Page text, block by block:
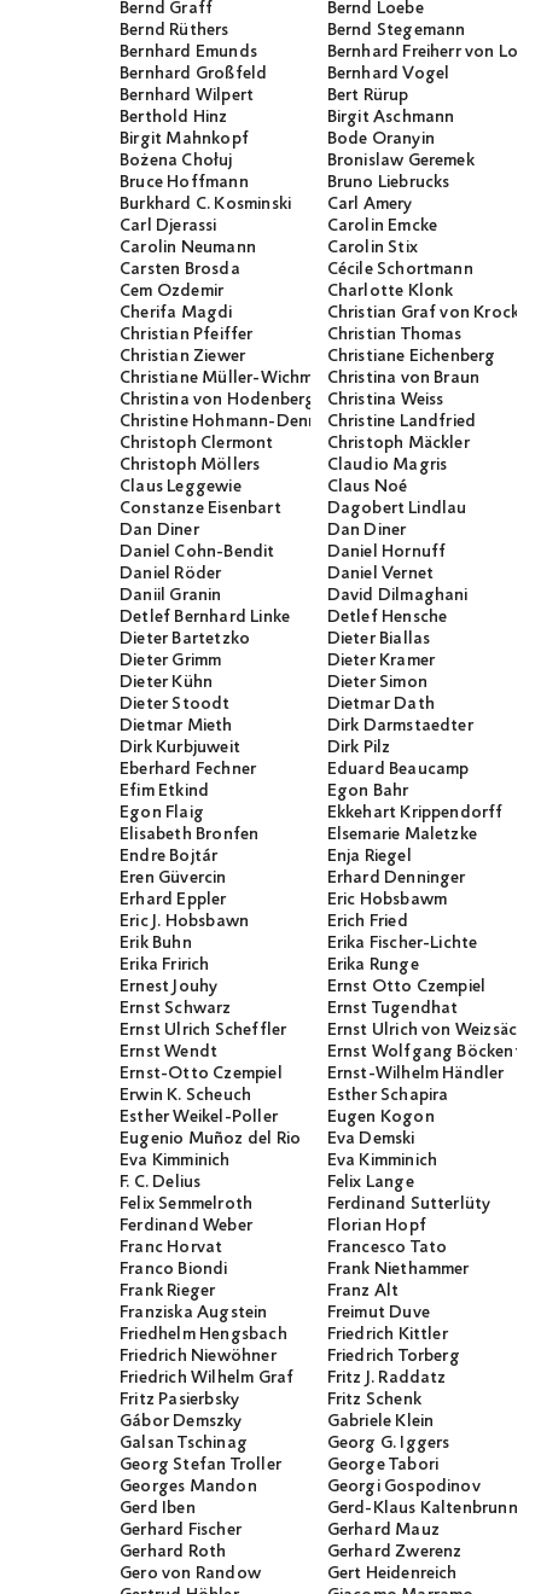
Bernd Graff
Bernd Loebe
Bernd Rüthers
Bernd Stegemann
Bernhard Emunds
Bernhard Freiherr von
Bernhard Großfeld
Bernhard Vogel
Bernhard Wilpert
Bert Rürup
Berthold Hinz
Birgit Aschmann
Birgit Mahnkopf
Bode Oranyin
Bożena Chołuj
Bronislaw Geremek
Bruce Hoffmann
Bruno Liebrucks
Burkhard C. Kosminski
Carl Amery
Carl Djerassi
Carolin Emcke
Carolin Neumann
Carolin Stix
Carsten Brosda
Cécile Schortmann
Cem Özdemir
Charlotte Klonk
Cherifa Magdi
Christian Graf von
Christian Pfeiffer
Christian Thomas
Christian Ziewer
Christiane Eichenberg
Christiane Müller-WichmannChristina von Braun
Christina von Hodenberg
Christina Weiss
Christine Hohmann-DennhardtChristine Landfried
Christoph Clermont
Christoph Mäckler
Christoph Möllers
Claudio Magris
Claus Leggewie
Claus Noé
Constanze Eisenbart
Dagobert Lindlau
Dan Diner
Dan Diner
Daniel Cohn-Bendit
Daniel Hornuff
Daniel Röder
Daniel Vernet
Daniil Granin
David Dilmaghani
Detlef Bernhard Linke
Detlef Hensche
Dieter Bartetzko
Dieter Biallas
Dieter Grimm
Dieter Kramer
Dieter Kühn
Dieter Simon
Dieter Stoodt
Dietmar Dath
Dietmar Mieth
Dirk Darmstaedter
Dirk Kurbjuweit
Dirk Pilz
Eberhard Fechner
Eduard Beaucamp
Efim Etkind
Egon Bahr
Egon Flaig
Ekkehart Krippendorff
Elisabeth Bronfen
Elsemarie Maletzke
Endre Bojtár
Enja Riegel
Eren Güvercin
Erhard Denninger
Erhard Eppler
Eric Hobsbawm
Eric J. Hobsbawn
Erich Fried
Erik Buhn
Erika Fischer-Lichte
Erika Fririch
Erika Runge
Ernest Jouhy
Ernst Otto Czempiel
Ernst Schwarz
Ernst Tugendhat
Ernst Ulrich Scheffler
Ernst Ulrich von Weizsäcker
Ernst Wendt
Ernst Wolfgang
Ernst-Otto Czempiel
Ernst-Wilhelm Händler
Erwin K. Scheuch
Esther Schapira
Esther Weikel-Poller
Eugen Kogon
Eugenio Muñoz del Rio
Eva Demski
Eva Kimminich
Eva Kimminich
F. C. Delius
Felix Lange
Felix Semmelroth
Ferdinand Sutterlüty
Ferdinand Weber
Florian Hopf
Franc Horvat
Francesco Tato
Franco Biondi
Frank Niethammer
Frank Rieger
Franz Alt
Franziska Augstein
Freimut Duve
Friedhelm Hengsbach
Friedrich Kittler
Friedrich Niewöhner
Friedrich Torberg
Friedrich Wilhelm Graf
Fritz J. Raddatz
Fritz Pasierbsky
Fritz Schenk
Gábor Demszky
Gabriele Klein
Galsan Tschinag
Georg G. Iggers
Georg Stefan Troller
George Tabori
Georges Mandon
Georgi Gospodinov
Gerd Iben
Gerd-Klaus Kaltenbrunner
Gerhard Fischer
Gerhard Mauz
Gerhard Roth
Gerhard Zwerenz
Gero von Randow
Gert Heidenreich